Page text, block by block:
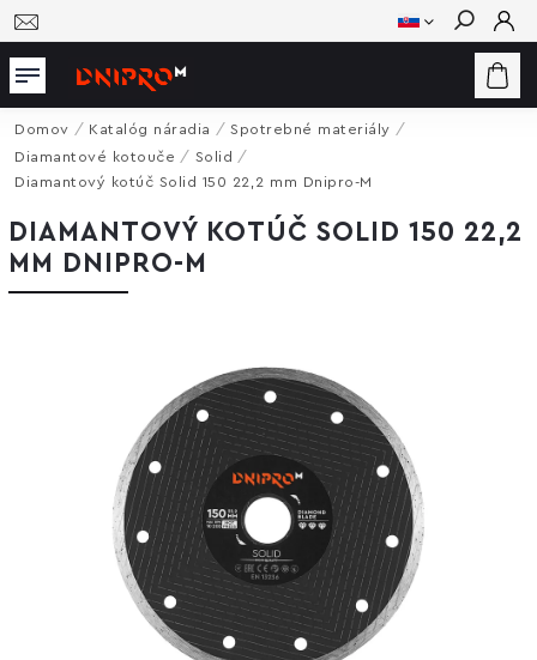
Hľadať
Domov / Katalóg náradia / Spotrebné materiály /
Diamantové kotouče / Solid /
Diamantový kotúč Solid 150 22,2 mm Dnipro-M
DIAMANTOVÝ KOTÚČ SOLID 150 22,2
MM DNIPRO-M